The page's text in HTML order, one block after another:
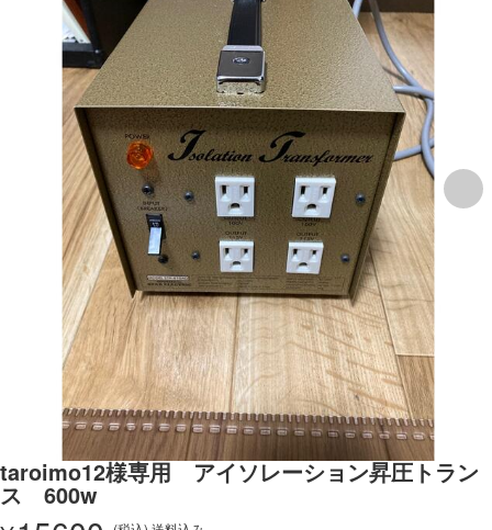
taroimo12様専用 アイソレーション昇圧トラン
ス 600w